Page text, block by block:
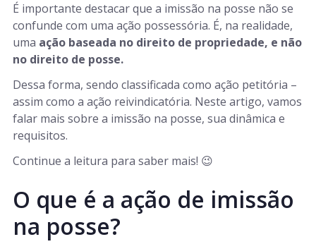
É importante destacar que a imissão na posse não se
confunde com uma ação possessória. É, na realidade,
uma ação baseada no direito de propriedade, e não
no direito de posse.
Dessa forma, sendo classificada como ação petitória –
assim como a ação reivindicatória. Neste artigo, vamos
falar mais sobre a imissão na posse, sua dinâmica e
requisitos.
Continue a leitura para saber mais! 😉
O que é a ação de imissão
na posse?